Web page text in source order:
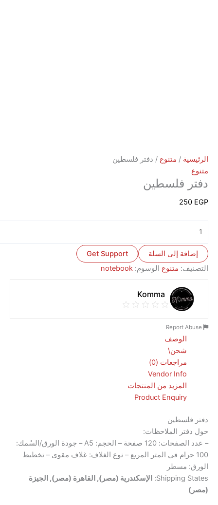
/متنوع/ دفتر فلسطين
فلسطين
إلى السلة
Get Support
متنوع الوسوم:notebook
Komma
مراجعات (0)
Vendor Info
المزيد من المنتجات
Product Enquiry
الملاحظات:
– عدد الصفحات: 120 صفحة – الحجم: A5 – جودة الورق/السُمك:
جرام في المتر المربع – نوع الغلاف: غلاف مقوى – تخطيط
مسطر
Shipping
الإسكندرية (مصر), القاهرة (مصر), الجيزة